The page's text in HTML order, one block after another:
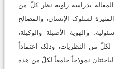
بدراسة زاویة نظر کلّ من
لسلوک الإنسان، والمصالح
والهویة الأصیلة والوکیلة،
لکلّ من النظریات، وذلک اعتماداً
نموذجاً جامعاً لکلّ من هذه